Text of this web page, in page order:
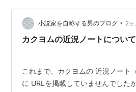
大学生時代に観ていましたが、す
気づいた。まじで内容、一切覚え
ダロリアンシリー…
小説家を自称する男のブログ • 2
カクヨムの近況ノートについて